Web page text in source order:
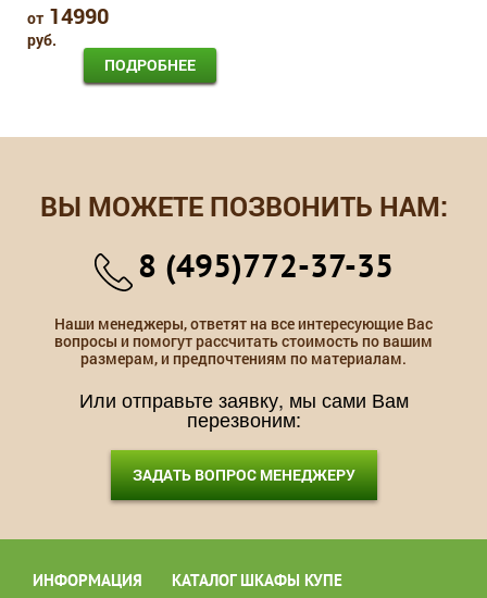
от 14990
руб.
ПОДРОБНЕЕ
ВЫ МОЖЕТЕ ПОЗВОНИТЬ НАМ:
8 (495)772-37-35
Наши менеджеры, ответят на все интересующие Вас
вопросы и помогут рассчитать стоимость по вашим
размерам, и предпочтениям по материалам.
Или отправьте заявку, мы сами Вам
перезвоним:
ЗАДАТЬ ВОПРОС МЕНЕДЖЕРУ
ИНФОРМАЦИЯ КАТАЛОГ ШКАФЫ КУПЕ